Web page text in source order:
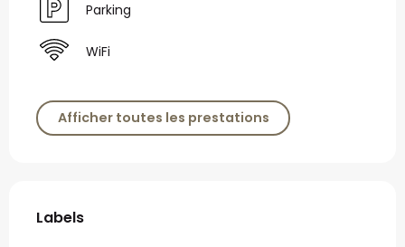
Parking
WiFi
Afficher toutes les prestations
Offres de prestations
Labels
Labels